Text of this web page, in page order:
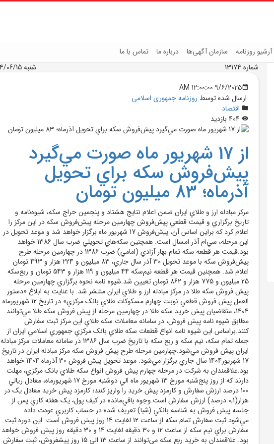
آرشیو روزنامه سازمان آگهی‌ها درباره ما تماس با ما
شماره 13174
شنبه 1404/06/15
9/6/2025 12:00:00 AM
ارسال شده توسط روزنامه جمهوری اسلامی
اقتصاد
از 17 شهريور ماه صورت مي‌گيرد
پيش‌فروش سکه براي تحويل
آذرماه؛ 83 ميليون تومان
مرکز مبادله ارز و طلاي ايران ضمن اعلام نتايج هشتاد و پنجمين حراج سکه، شيوه‌نامه و
تاريخ برگزاري و قيمت قطعي پيش‌فروش چهارمين مرحله پيش‌فروش سکه در اين مرکز را
اعلام کرد که براين اساس آن، پيش‌فروش 17 شهريور ماه برگزار خواهد شد و موعد تحويل در
اين مرحله، سي‌ام آذر امسال است. همچنين سکه‌هاي تحويلي ضرب سال 1386 خواهد
بود.قيمت هر قطعه سکه تمام بهار آزادي (امامي) ضرب 1386 در چهارمين مرحله طرح
پيش‌فروش سکه با موعد تحويل 30 آذر سال جاري، 83 ميليون و 224 هزار و 493 تومان
اعلام شد. همچنين قيمت هر قطعه نيم‌سکه 44 ميليون و 119 هزار و 543 تومان و ربع‌سکه
25 ميليون و 775 هزار و 862 تومان تعيين شد.شيوه نامه نحوه برگزاري چهارمين مرحله
پيش فروش سکه طلا در مرکز مبادله ارز و طلاي ايران منتشر شد. با عنايت به ابلاغ «دستور
العمل پيش فروش قطعي نوبت چهارم مسکوکات طلاي بانک مرکزي» در تاريخ 12 شهريورماه
1404، متقاضيان پيش خريد سکه طلا در چهارمين مرحله از پيش فروش سکه طلا مي‌توانند
مطابق شيوه نامه پيش فروش، در سامانه معاملات سکه طلاي اين مرکز ثبت سفارش
کنند.براساس اين شيوه نامه انواع قطعات سکه طلاي بانک مرکزي جمهوري اسلامي ايران از
جمله تمام ‏سکه، نيم ‏سکه و ربع‏ سکه با تاريخ ضرب سال 1386 در سامانه معاملات مرکز مبادله
ايران پيش فروش مي‌شود.چهارمين مرحله طرح پيش فروش سکه مرکز مبادله ايران در تاريخ
17 شهريور1404 سال جاري برگزار مي‌شود. موعد تحويل پيش فروش 30 آذرماه 1404 خواهد
بود.علاقمندان به شرکت در مرحله چهارم پيش فروش انواع سکه طلاي بانک مرکزي، مهلت
دارند که از روز پنج‌شنبه مورخ 13 شهريور ماه الي دوشنبه مورخ 17 شهريورماه، معادل ريالي
100 درصد ارزش سفارش و کارمزد پيش خريد را واريز کنند؛ کارمزد پيش خريد معادل يک در
هزار(0,1 درصد) ارزش سفارش است.وجوه باقي‌مانده در کيف پول، يک هفته کاري پس از
جلسه پيش فروش به شناسه بانکي (شبا) تعريف شده در حساب کاربري عودت داده
مي‌شود.ثبت سفارش تمام سکه از ساعت 12 لغايت 14 روز پيش ‏فروش است. اين دوره ثبت
سفارش براي نيم ‏سکه از ساعت 12 و 30 دقيقه لغايت 14 و 30 دقيقه روز پيش ‏فروش خواهد
بود. علاقمندان به خريد ربع سکه مي‌توانند از ساعت 13 الي 15 روز پيش‏فروش، ثبت سفارش